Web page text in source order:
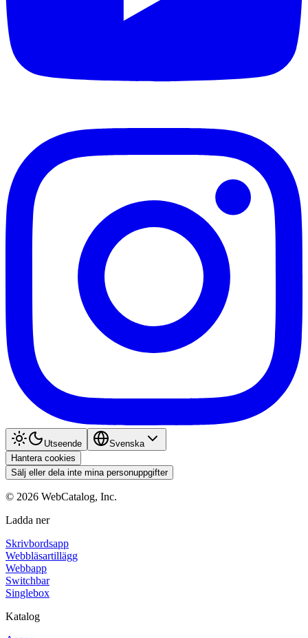
Utseende
Svenska
Hantera cookies
Sälj eller dela inte mina personuppgifter
© 2026 WebCatalog, Inc.
Ladda ner
Skrivbordsapp
Webbläsartillägg
Webbapp
Switchbar
Singlebox
Katalog